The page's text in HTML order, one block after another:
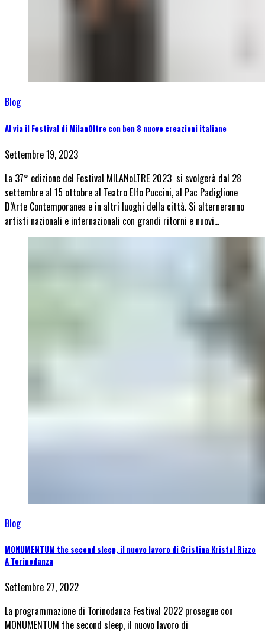
Blog
Al via il Festival di MilanOltre con ben 8 nuove creazioni italiane
Settembre 19, 2023
La 37° edizione del Festival MILANoLTRE 2023 si svolgerà dal 28
settembre al 15 ottobre al Teatro Elfo Puccini, al Pac Padiglione
D’Arte Contemporanea e in altri luoghi della città. Si alterneranno
artisti nazionali e internazionali con grandi ritorni e nuovi…
Blog
MONUMENTUM the second sleep, il nuovo lavoro di Cristina Kristal Rizzo
A Torinodanza
Settembre 27, 2022
La programmazione di Torinodanza Festival 2022 prosegue con
MONUMENTUM the second sleep, il nuovo lavoro di